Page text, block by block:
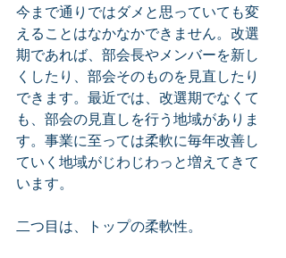
今まで通りではダメと思っていても変
えることはなかなかできません。改選
期であれば、部会長やメンバーを新し
くしたり、部会そのものを見直したり
できます。最近では、改選期でなくて
も、部会の見直しを行う地域がありま
す。事業に至っては柔軟に毎年改善し
ていく地域がじわじわっと増えてきて
います。
二つ目は、トップの柔軟性。